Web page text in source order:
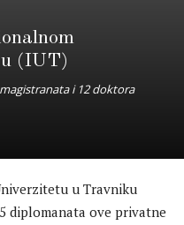
(IUT)
i 12 doktora
u Travniku
diplomanata ove privatne